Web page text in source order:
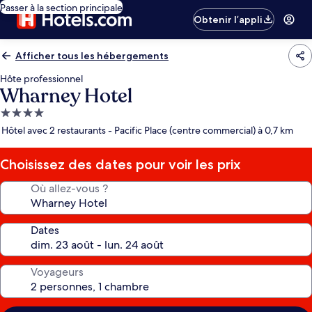
Passer à la section principale
Obtenir l’appli
Afficher tous les hébergements
Hôte professionnel
Wharney Hotel
Hébergement
4.0 étoiles
Hôtel avec 2 restaurants - Pacific Place (centre commercial) à 0,7 km
Choisissez des dates pour voir les prix
Où allez-vous ?
Dates
Voyageurs